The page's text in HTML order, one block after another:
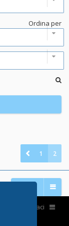
Ordina per
1 2
Contattaci